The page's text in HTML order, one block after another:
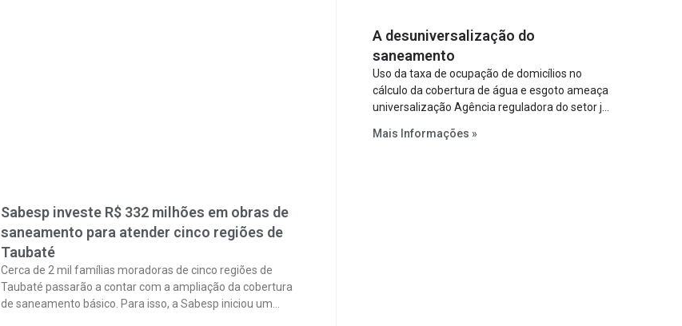
Sabesp investe R$ 332 milhões em obras de
saneamento para atender cinco regiões de
Taubaté
Cerca de 2 mil famílias moradoras de cinco regiões de
Taubaté passarão a contar com a ampliação da cobertura
de saneamento básico. Para isso, a Sabesp iniciou um
papel regulador da Agência Nacional de Águas
e Saneamento Básico (ANA) e criar
mecanismos voltados à segurança jurídica dos
contratos.
A desuniversalização do
saneamento
Uso da taxa de ocupação de domicílios no
cálculo da cobertura de água e esgoto ameaça
universalização Agência reguladora do setor já
de variável demográfica.
Mais Informações »